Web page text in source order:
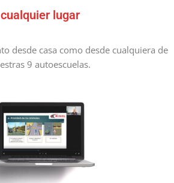
cualquier lugar
desde casa como desde cualquiera de
9 autoescuelas.